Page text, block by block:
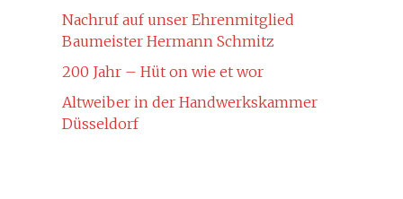
Nachruf auf unser Ehrenmitglied
Baumeister Hermann Schmitz
200 Jahr – Hüt on wie et wor
Altweiber in der Handwerkskammer
Düsseldorf